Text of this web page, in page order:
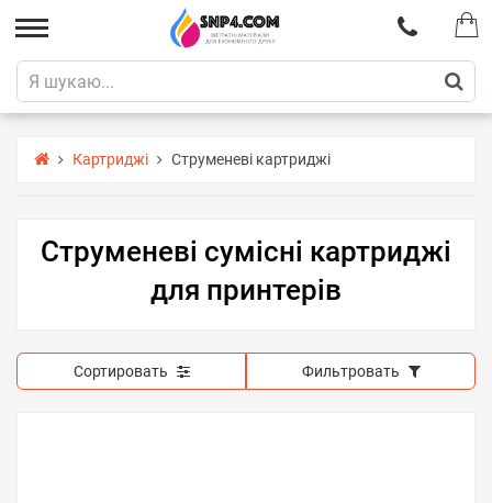
Картриджі Струменеві картриджі
Струменеві сумісні картриджі
для принтерів
Сортировать Фильтровать